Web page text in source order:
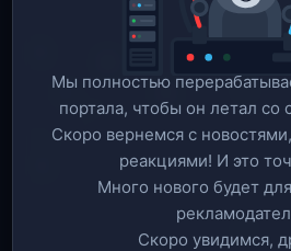
Мы полностью
портала, чтобы он летал со
Скоро вернемся c
реакциями! И это
Много нового будет
Скоро увидимся,